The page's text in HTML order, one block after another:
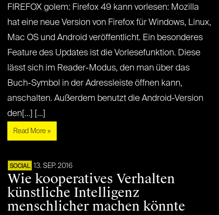
FIREFOX golem: Firefox 49 kann vorlesen: Mozilla
hat eine neue Version von Firefox für Windows, Linux,
Mac OS und Android veröffentlicht. Ein besonderes
Feature des Updates ist die Vorlesefunktion. Diese
lässt sich im Reader-Modus, den man über das
Buch-Symbol in der Adressleiste öffnen kann,
anschalten. Außerdem benutzt die Android-Version
den[...] [...]
Read More »
SOCIAL 13. SEP. 2016
Wie kooperatives Verhalten
künstliche Intelligenz
menschlicher machen könnte